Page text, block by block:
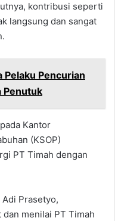
kontribusi seperti
langsung dan sangat
Pelaku Pencurian
Penutuk
Kantor
(KSOP)
PT Timah dengan
Adi Prasetyo,
menilai PT Timah